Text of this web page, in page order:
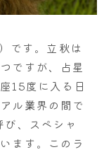
です。立秋は
ですが、占星
15度に入る日
ル業界の間で
、スペシャ
ます。このラ